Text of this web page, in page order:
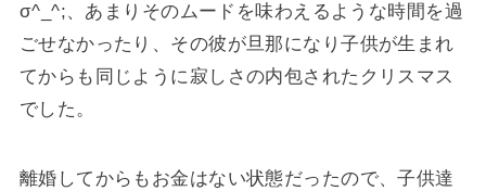
σ^_^;、あまりそのムードを味わえるような時間を過
ごせなかったり、その彼が旦那になり子供が生まれ
てからも同じように寂しさの内包されたクリスマス
でした。
離婚してからもお金はない状態だったので、子供達